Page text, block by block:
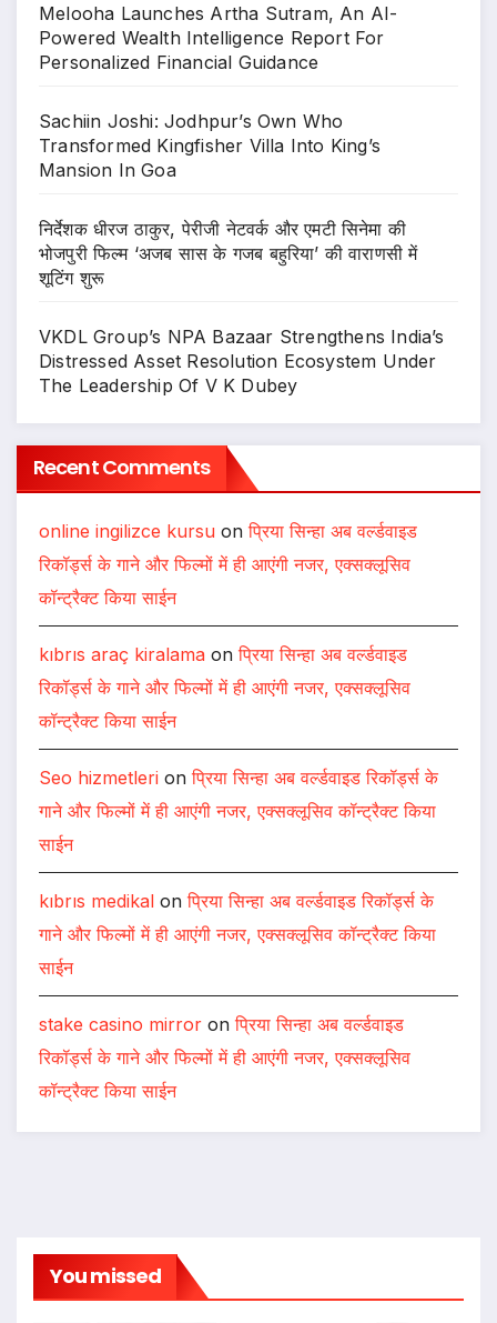
Melooha Launches Artha Sutram, An AI-
Powered Wealth Intelligence Report For
Personalized Financial Guidance
Sachiin Joshi: Jodhpur’s Own Who
Transformed Kingfisher Villa Into King’s
Mansion In Goa
निर्देशक धीरज ठाकुर, पेरीजी नेटवर्क और एमटी सिनेमा की
भोजपुरी फिल्म ‘अजब सास के गजब बहुरिया’ की वाराणसी में
शूटिंग शुरू
VKDL Group’s NPA Bazaar Strengthens India’s
Distressed Asset Resolution Ecosystem Under
The Leadership Of V K Dubey
Recent Comments
online ingilizce kursu onप्रिया सिन्हा अब वर्ल्डवाइड
रिकॉर्ड्स के गाने और फिल्मों में ही आएंगी नजर, एक्सक्लूसिव
कॉन्ट्रैक्ट किया साईन
kıbrıs araç kiralama onप्रिया सिन्हा अब वर्ल्डवाइड
रिकॉर्ड्स के गाने और फिल्मों में ही आएंगी नजर, एक्सक्लूसिव
कॉन्ट्रैक्ट किया साईन
Seo hizmetleri onप्रिया सिन्हा अब वर्ल्डवाइड रिकॉर्ड्स के
गाने और फिल्मों में ही आएंगी नजर, एक्सक्लूसिव कॉन्ट्रैक्ट किया
साईन
kıbrıs medikal onप्रिया सिन्हा अब वर्ल्डवाइड रिकॉर्ड्स के
गाने और फिल्मों में ही आएंगी नजर, एक्सक्लूसिव कॉन्ट्रैक्ट किया
साईन
stake casino mirror onप्रिया सिन्हा अब वर्ल्डवाइड
रिकॉर्ड्स के गाने और फिल्मों में ही आएंगी नजर, एक्सक्लूसिव
कॉन्ट्रैक्ट किया साईन
You missed